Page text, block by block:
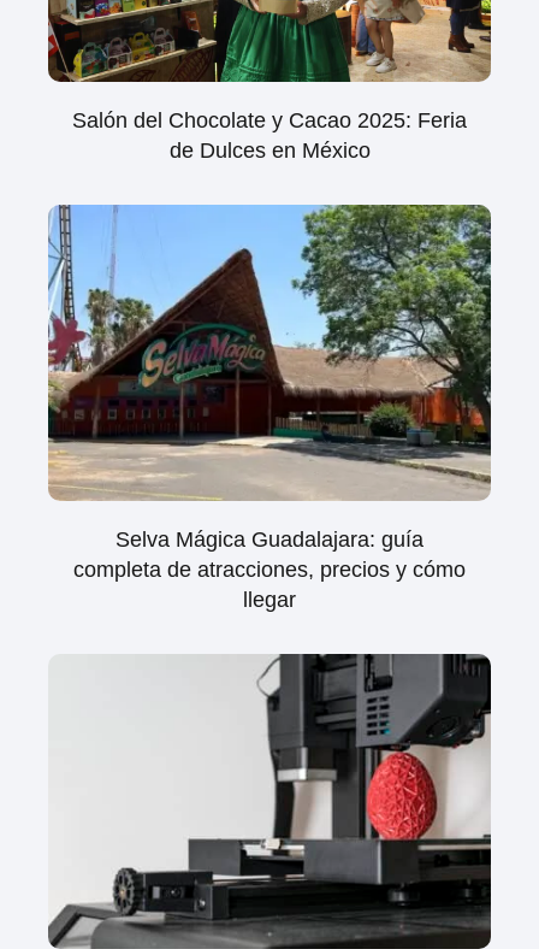
Salón del Chocolate y Cacao 2025: Feria
de Dulces en México
Selva Mágica Guadalajara: guía
completa de atracciones, precios y cómo
llegar